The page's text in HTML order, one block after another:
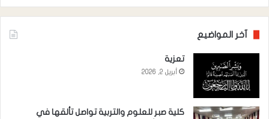
آخر المواضيع
تعزية
أبريل 2, 2026
كلية صبر للعلوم والتربية تواصل تألقها في